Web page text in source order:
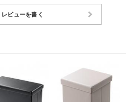
レビューを書く